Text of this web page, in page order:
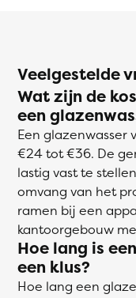
Veelgestelde
Wat zijn de
een
Een glazenwasser
€24 tot €36. De
lastig vast te
omvang van het
ramen bij een
kantoorgebouw
Hoe lang is
een klus?
Hoe lang een